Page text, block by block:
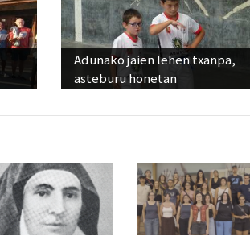
Adunako jaien lehen txanpa,
asteburu honetan